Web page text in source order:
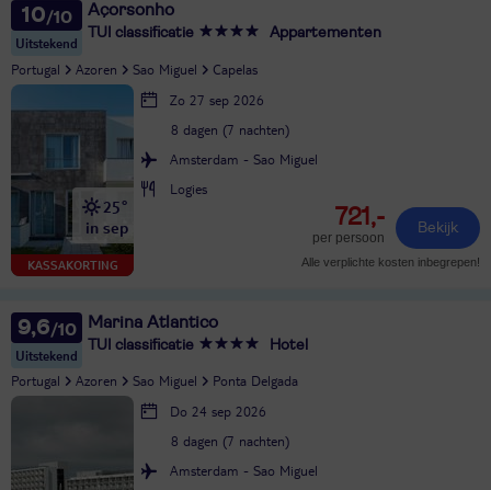
10
Uitstekend
Açorsonho
TUI classificatie Appartementen
Portugal Azoren Sao Miguel Capelas
KASSAKORTING
25°
in sep
Zo 27 sep 2026
8 dagen (7 nachten)
Amsterdam - Sao Miguel
Logies
721,-
per persoon
Bekijk
Alle verplichte kosten inbegrepen!
9,6
Uitstekend
Marina Atlantico
TUI classificatie Hotel
Portugal Azoren Sao Miguel Ponta Delgada
Do 24 sep 2026
8 dagen (7 nachten)
Amsterdam - Sao Miguel